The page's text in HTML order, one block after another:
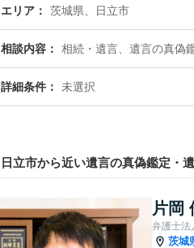
エリア 茨城県、日立市
相談内容 相続・遺言、遺言の真偽
詳細条件 未選択
日立市から近い遺言の真偽鑑定・
片岡
弁護士法
茨城